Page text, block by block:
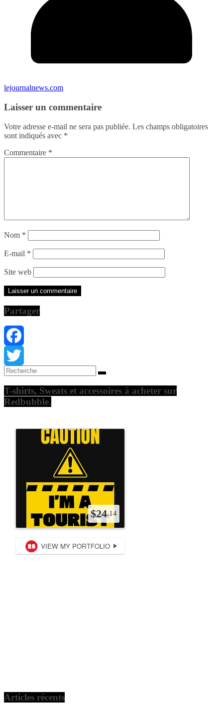
lejournalnews.com
Laisser un commentaire
Votre adresse e-mail ne sera pas publiée. Les champs obligatoires
sont indiqués avec *
Commentaire *
Nom *
E-mail *
Site web
Partager
Facebook
Twitter
T-shirts, Sweats et accessoires à acheter sur
Redbubble.
Articles récents